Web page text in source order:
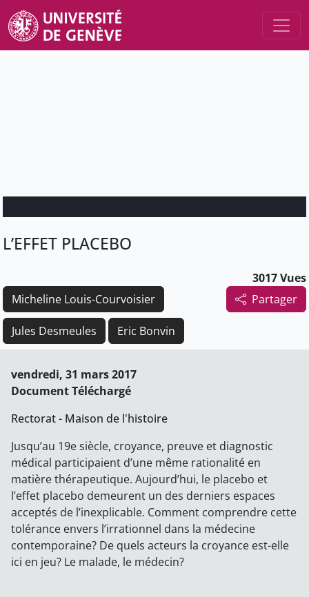
L’EFFET PLACEBO
3017 Vues
Partager
Micheline Louis-Courvoisier
Jules Desmeules Eric Bonvin
vendredi, 31 mars 2017
Document Téléchargé
Rectorat - Maison de l'histoire
Jusqu’au 19e siècle, croyance, preuve et diagnostic
médical participaient d’une même rationalité en
matière thérapeutique. Aujourd’hui, le placebo et
l’effet placebo demeurent un des derniers espaces
acceptés de l’inexplicable. Comment comprendre cette
tolérance envers l’irrationnel dans la médecine
contemporaine? De quels acteurs la croyance est-elle
ici en jeu? Le malade, le médecin?